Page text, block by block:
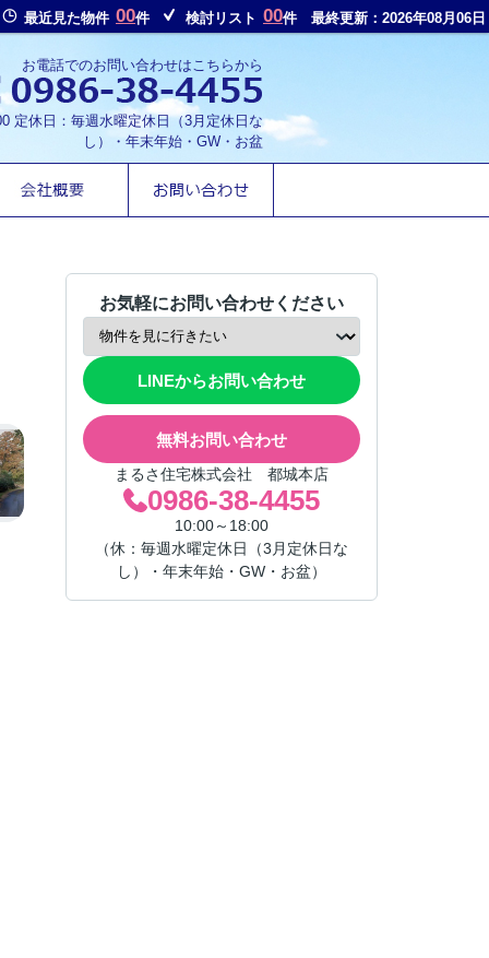
最近見た物件 00件 検討リスト 00件 最終更新：2026年08月06日
お電話でのお問い合わせはこちらから
定休日：毎週水曜定休日（3月定休日な
し）・年末年始・GW・お盆
お気軽にお問い合わせください
LINEからお問い合わせ
無料お問い合わせ
まるさ住宅株式会社 都城本店
0986-38-4455
10:00～18:00
（休：毎週水曜定休日（3月定休日な
し）・年末年始・GW・お盆）